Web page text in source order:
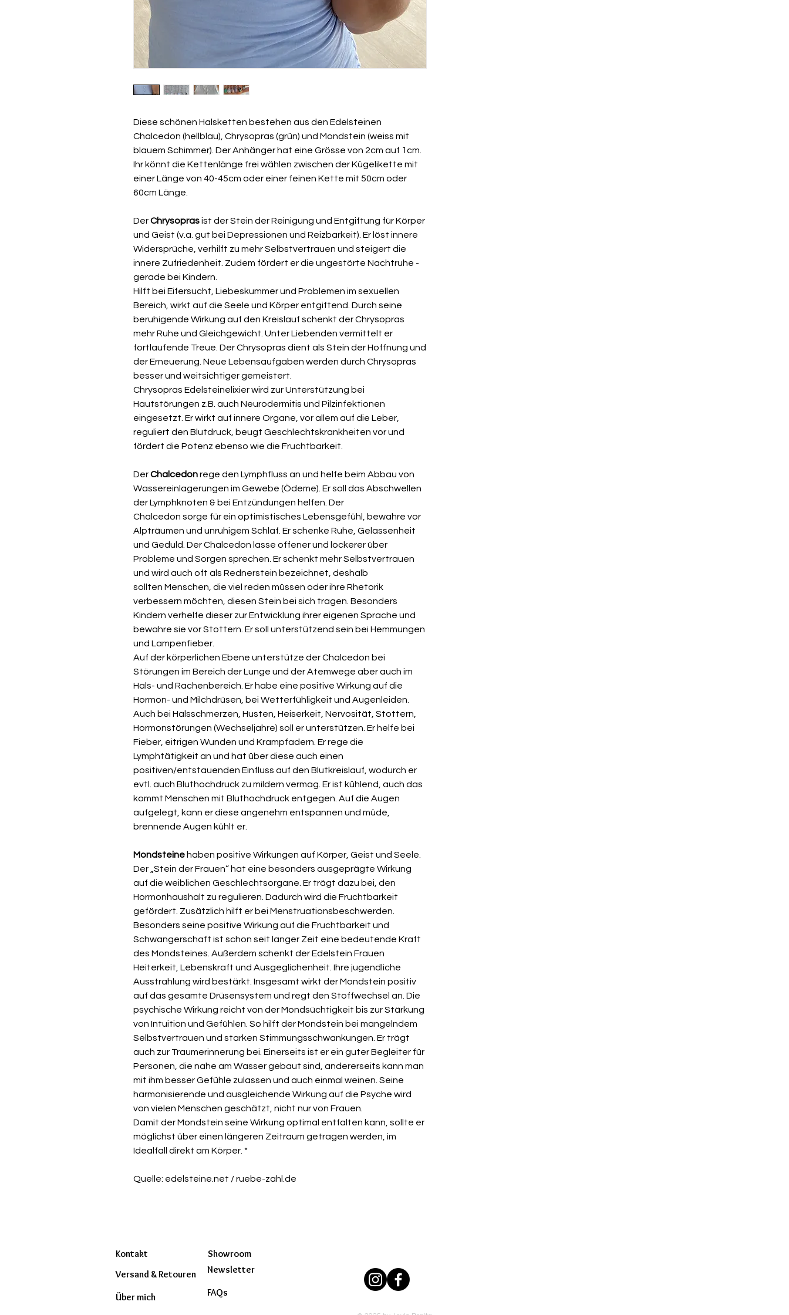
Diese schönen Halsketten bestehen aus den Edelsteinen
Chalcedon (hellblau), Chrysopras (grün) und Mondstein (weiss mit
blauem Schimmer). Der Anhänger hat eine Grösse von 2cm auf 1cm.
Ihr könnt die Kettenlänge frei wählen zwischen der Kügelikette mit
einer Länge von 40-45cm oder einer feinen Kette mit 50cm oder
60cm Länge.
DerChrysoprasist der Stein der Reinigung und Entgiftung für Körper
und Geist (v.a. gut bei Depressionen und Reizbarkeit). Er löst innere
Widersprüche, verhilft zu mehr Selbstvertrauen und steigert die
innere Zufriedenheit. Zudem fördert er die ungestörte Nachtruhe -
gerade bei Kindern.
Hilft bei Eifersucht, Liebeskummer und Problemen im sexuellen
Bereich, wirkt auf die Seele und Körper entgiftend. Durch seine
beruhigende Wirkung auf den Kreislauf schenkt der Chrysopras
mehr Ruhe und Gleichgewicht. Unter Liebenden vermittelt er
fortlaufende Treue. Der Chrysopras dient als Stein der Hoffnung und
der Erneuerung. Neue Lebensaufgaben werden durch Chrysopras
besser und weitsichtiger gemeistert.
Chrysopras Edelsteinelixier wird zur Unterstützung bei
Hautstörungen z.B. auch Neurodermitis und Pilzinfektionen
eingesetzt. Er wirkt auf innere Organe, vor allem auf die Leber,
reguliert den Blutdruck, beugt Geschlechtskrankheiten vor und
fördert die Potenz ebenso wie die Fruchtbarkeit.
DerChalcedonrege den Lymphfluss an und helfe beim Abbau von
Wassereinlagerungen im Gewebe (Ödeme). Er soll das Abschwellen
der Lymphknoten & bei Entzündungen helfen. Der
Chalcedon sorge für ein optimistisches Lebensgefühl, bewahre vor
Alpträumen und unruhigem Schlaf. Er schenke Ruhe, Gelassenheit
und Geduld. Der Chalcedon lasse offener und lockerer über
Probleme und Sorgen sprechen. Er schenkt mehr Selbstvertrauen
und wird auch oft als Rednerstein bezeichnet, deshalb
sollten Menschen, die viel reden müssen oder ihre Rhetorik
verbessern möchten, diesen Stein bei sich tragen. Besonders
Kindern verhelfe dieser zur Entwicklung ihrer eigenen Sprache und
bewahre sie vor Stottern. Er soll unterstützend sein bei Hemmungen
und Lampenfieber.
Auf der körperlichen Ebene unterstütze der Chalcedon bei
Störungen im Bereich der Lunge und der Atemwege aber auch im
Hals- und Rachenbereich. Er habe eine positive Wirkung auf die
Hormon- und Milchdrüsen, bei Wetterfühligkeit und Augenleiden.
Auch bei Halsschmerzen, Husten, Heiserkeit, Nervosität, Stottern,
Hormonstörungen (Wechseljahre) soll er unterstützen. Er helfe bei
Fieber, eitrigen Wunden und Krampfadern. Er rege die
Lymphtätigkeit an und hat über diese auch einen
positiven/entstauenden Einfluss auf den Blutkreislauf, wodurch er
evtl. auch Bluthochdruck zu mildern vermag. Er ist kühlend, auch das
kommt Menschen mit Bluthochdruck entgegen. Auf die Augen
aufgelegt, kann er diese angenehm entspannen und müde,
brennende Augen kühlt er.
Mondsteine haben positive Wirkungen auf Körper, Geist und Seele.
Der „Stein der Frauen“ hat eine besonders ausgeprägte Wirkung
auf die weiblichen Geschlechtsorgane. Er trägt dazu bei, den
Hormonhaushalt zu regulieren. Dadurch wird die Fruchtbarkeit
gefördert. Zusätzlich hilft er bei Menstruationsbeschwerden.
Besonders seine positive Wirkung auf die Fruchtbarkeit und
Schwangerschaft ist schon seit langer Zeit eine bedeutende Kraft
des Mondsteines. Außerdem schenkt der Edelstein Frauen
Heiterkeit, Lebenskraft und Ausgeglichenheit. Ihre jugendliche
Ausstrahlung wird bestärkt. Insgesamt wirkt der Mondstein positiv
auf das gesamte Drüsensystem und regt den Stoffwechsel an. Die
psychische Wirkung reicht von der Mondsüchtigkeit bis zur Stärkung
von Intuition und Gefühlen. So hilft der Mondstein bei mangelndem
Selbstvertrauen und starken Stimmungsschwankungen. Er trägt
auch zur Traumerinnerung bei. Einerseits ist er ein guter Begleiter für
Personen, die nahe am Wasser gebaut sind, andererseits kann man
mit ihm besser Gefühle zulassen und auch einmal weinen. Seine
harmonisierende und ausgleichende Wirkung auf die Psyche wird
von vielen Menschen geschätzt, nicht nur von Frauen.
Damit der Mondstein seine Wirkung optimal entfalten kann, sollte er
möglichst über einen längeren Zeitraum getragen werden, im
Idealfall direkt am Körper. *
Quelle: edelsteine.net / ruebe-zahl.de
Kontakt
Versand & Retouren
Über mich
Showroom
Newsletter
FAQs